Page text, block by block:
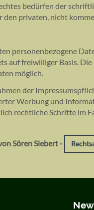
bedürfen der
den privaten, nicht
personenbezogene
auf freiwilliger Basis.
möglich.
der
Werbung und
rechtliche Schritte im
Sören Siebert -